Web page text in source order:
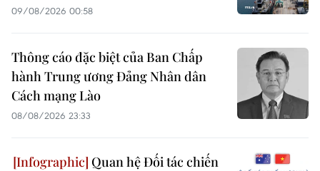
09/08/2026 00:58
Thông cáo đặc biệt của Ban Chấp
hành Trung ương Đảng Nhân dân
Cách mạng Lào
08/08/2026 23:33
Quan hệ Đối tác chiến